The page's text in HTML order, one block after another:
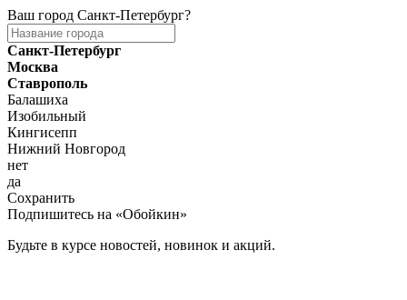
Ваш город Санкт-Петербург?
Санкт-Петербург
Москва
Ставрополь
Балашиха
Изобильный
Кингисепп
Нижний Новгород
нет
да
Сохранить
Подпишитесь на «Обойкин»
Будьте в курсе новостей, новинок и акций.